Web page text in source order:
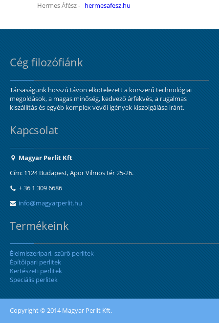
Hermes Áfész - hermesafesz.hu
Cég filozófiánk
Társaságunk hosszú távon elkötelezett a korszerű technológiai
megoldások, a magas minőség, kedvező árfekvés, a rugalmas
kiszállítás és egyéb komplex vevői igények kiszolgálása iránt.
Kapcsolat
Magyar Perlit Kft
Cím: 1124 Budapest, Apor Vilmos tér 25-26.
+ 36 1 309 6686
info@magyarperlit.hu
Termékeink
Élelmiszeripari, szűrő perlitek
Építőipari perlitek
Kertészeti perlitek
Speciális perlitek
Copyright © 2014 Magyar Perlit Kft.